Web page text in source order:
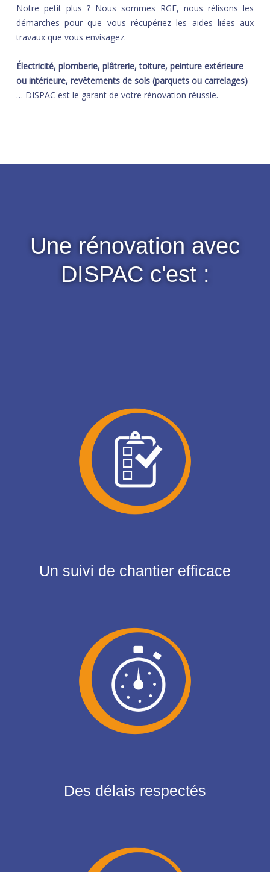
Notre petit plus ? Nous sommes RGE, nous rélisons les
démarches pour que vous récupériez les aides liées aux
travaux que vous envisagez.
Électricité, plomberie, plâtrerie, toiture, peinture extérieure
ou intérieure, revêtements de sols (parquets ou carrelages)
… DISPAC est le garant de votre rénovation réussie.
Une rénovation avec
DISPAC c'est :
Un suivi de chantier efficace
Des délais respectés